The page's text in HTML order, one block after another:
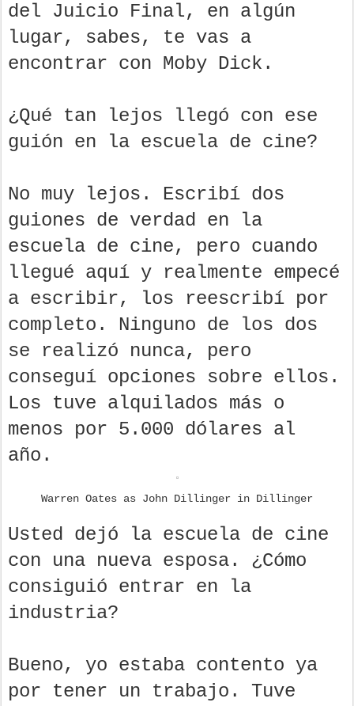
del Juicio Final, en algún
lugar, sabes, te vas a
encontrar con Moby Dick.
¿Qué tan lejos llegó con ese
guión en la escuela de cine?
No muy lejos. Escribí dos
guiones de verdad en la
escuela de cine, pero cuando
llegué aquí y realmente empecé
a escribir, los reescribí por
completo. Ninguno de los dos
se realizó nunca, pero
conseguí opciones sobre ellos.
Los tuve alquilados más o
menos por 5.000 dólares al
año.
Warren Oates as John Dillinger in Dillinger
Usted dejó la escuela de cine
con una nueva esposa. ¿Cómo
consiguió entrar en la
industria?
Bueno, yo estaba contento ya
por tener un trabajo. Tuve